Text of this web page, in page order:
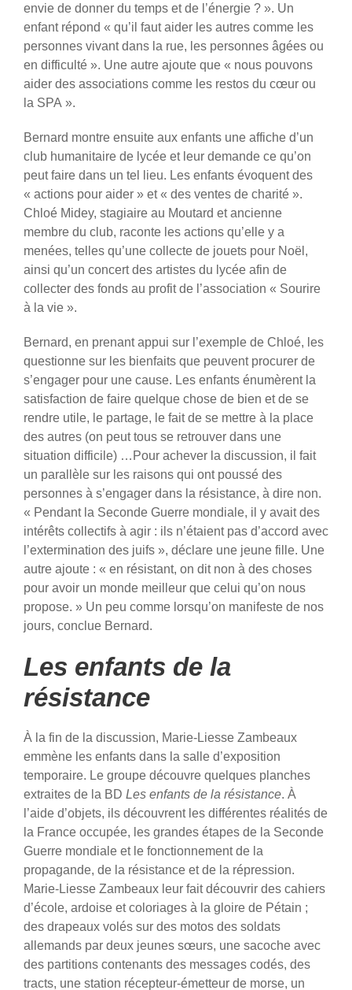
envie de donner du temps et de l’énergie ? ». Un
enfant répond « qu’il faut aider les autres comme les
personnes vivant dans la rue, les personnes âgées ou
en difficulté ». Une autre ajoute que « nous pouvons
aider des associations comme les restos du cœur ou
la SPA ».
Bernard montre ensuite aux enfants une affiche d’un
club humanitaire de lycée et leur demande ce qu’on
peut faire dans un tel lieu. Les enfants évoquent des
« actions pour aider » et « des ventes de charité ».
Chloé Midey, stagiaire au Moutard et ancienne
membre du club, raconte les actions qu’elle y a
menées, telles qu’une collecte de jouets pour Noël,
ainsi qu’un concert des artistes du lycée afin de
collecter des fonds au profit de l’association « Sourire
à la vie ».
Bernard, en prenant appui sur l’exemple de Chloé, les
questionne sur les bienfaits que peuvent procurer de
s’engager pour une cause. Les enfants énumèrent la
satisfaction de faire quelque chose de bien et de se
rendre utile, le partage, le fait de se mettre à la place
des autres (on peut tous se retrouver dans une
situation difficile) …Pour achever la discussion, il fait
un parallèle sur les raisons qui ont poussé des
personnes à s’engager dans la résistance, à dire non.
« Pendant la Seconde Guerre mondiale, il y avait des
intérêts collectifs à agir : ils n’étaient pas d’accord avec
l’extermination des juifs », déclare une jeune fille. Une
autre ajoute : « en résistant, on dit non à des choses
pour avoir un monde meilleur que celui qu’on nous
propose. » Un peu comme lorsqu’on manifeste de nos
jours, conclue Bernard.
Les enfants de la
résistance
À la fin de la discussion, Marie-Liesse Zambeaux
emmène les enfants dans la salle d’exposition
temporaire. Le groupe découvre quelques planches
extraites de la BD Les enfants de la résistance. À
l’aide d’objets, ils découvrent les différentes réalités de
la France occupée, les grandes étapes de la Seconde
Guerre mondiale et le fonctionnement de la
propagande, de la résistance et de la répression.
Marie-Liesse Zambeaux leur fait découvrir des cahiers
d’école, ardoise et coloriages à la gloire de Pétain ;
des drapeaux volés sur des motos des soldats
allemands par deux jeunes sœurs, une sacoche avec
des partitions contenants des messages codés, des
tracts, une station récepteur-émetteur de morse, un